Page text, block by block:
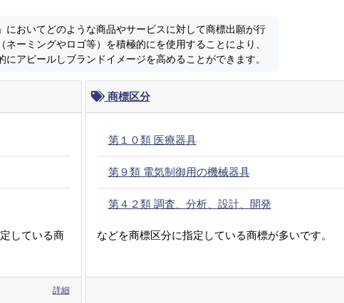
においてどのような商品やサービスに対して商標出願が行
ーミングやロゴ等）を積極的にを使用することにより、
アピールしブランドイメージを高めることができます。
している商
詳細
商標区分
第１０類 医療器具
第９類 電気制御用の機械器具
第４２類 調査、分析、設計、開発
などを商標区分に指定している商標が多いです。